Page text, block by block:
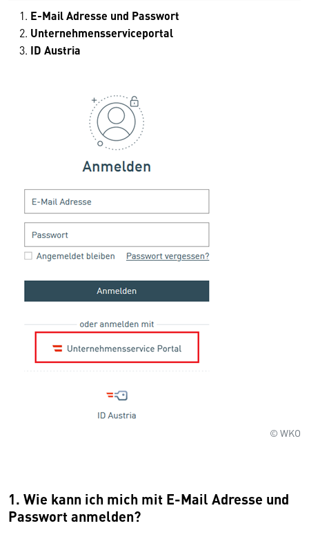
E-Mail Adresse und Passwort
Unternehmensserviceportal
ID Austria
© WKO
1. Wie kann ich mich mit E-Mail Adresse und
Passwort anmelden?